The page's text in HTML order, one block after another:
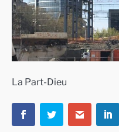
La Part-Dieu